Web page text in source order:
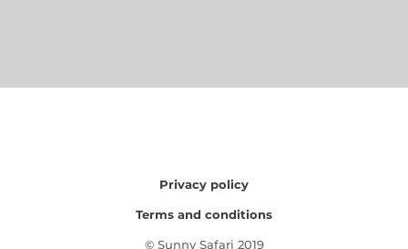
Privacy policy
Terms and conditions
© Sunny Safari 2019